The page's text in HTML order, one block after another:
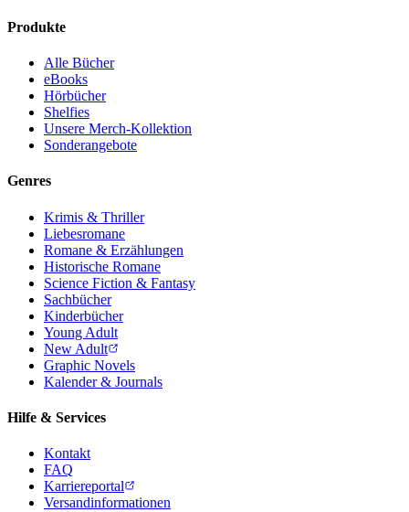
Produkte
Alle Bücher
eBooks
Hörbücher
Shelfies
Unsere Merch-Kollektion
Sonderangebote
Genres
Krimis & Thriller
Liebesromane
Romane & Erzählungen
Historische Romane
Science Fiction & Fantasy
Sachbücher
Kinderbücher
Young Adult
New Adult
Graphic Novels
Kalender & Journals
Hilfe & Services
Kontakt
FAQ
Karriereportal
Versandinformationen